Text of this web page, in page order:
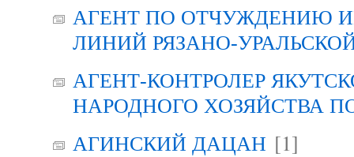
АГЕНТ ПО ОТЧУЖДЕНИЮ
ЛИНИЙ РЯЗАНО-
АГЕНТ-КОНТРОЛЕР
НАРОДНОГО ХОЗЯЙСТВА
АГИНСКИЙ ДАЦАН [1]